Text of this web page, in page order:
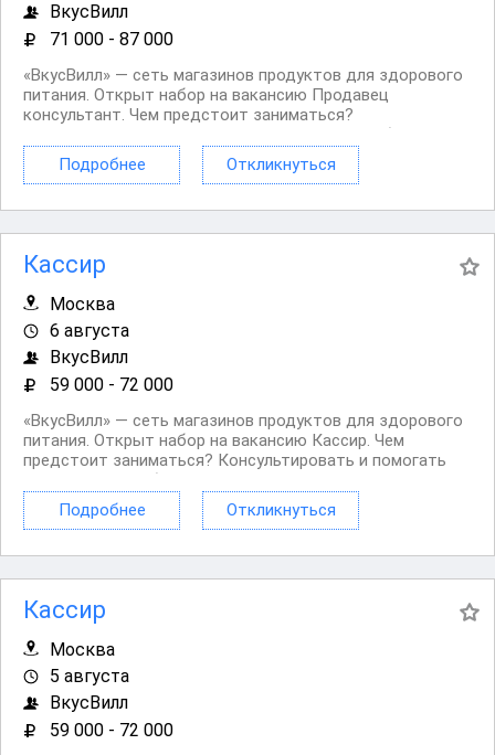
ВкусВилл
71 000 - 87 000
«ВкусВилл» — сеть магазинов продуктов для здорового
питания. Открыт набор на вакансию Продавец
консультант. Чем предстоит заниматься?
Консультировать и помогать покупателям. Работать с
кассой. Оформлять витрины в прикассовой зоне.
Контролировать качество и сроки годности товара,...
Подробнее Откликнуться
Кассир
Москва
6 августа
ВкусВилл
59 000 - 72 000
«ВкусВилл» — сеть магазинов продуктов для здорового
питания. Открыт набор на вакансию Кассир. Чем
предстоит заниматься? Консультировать и помогать
покупателям. Работать с кассой. Оформлять витрины в
прикассовой зоне. Поддерживать чистоту в
предкассовой зоне. Нам нужны люди: Умеющие и...
Подробнее Откликнуться
Кассир
Москва
5 августа
ВкусВилл
59 000 - 72 000